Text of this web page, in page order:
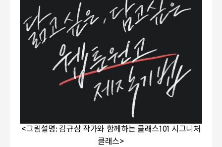
<그림설명:김규삼 작가와 함께하는 클래스101 시그니처
클래스>